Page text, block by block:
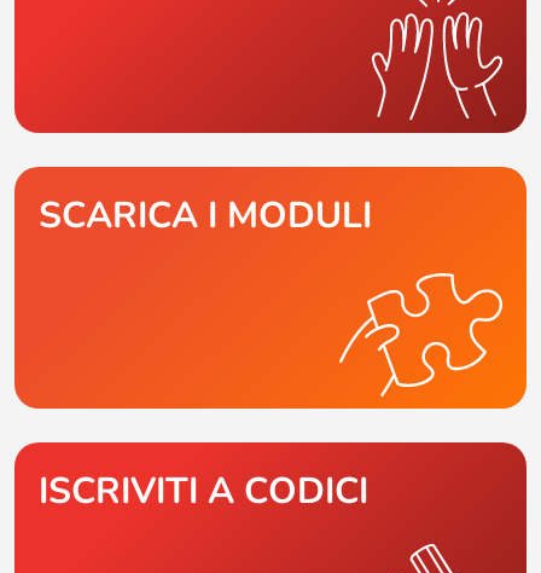
SCARICA I MODULI
ISCRIVITI A CODICI